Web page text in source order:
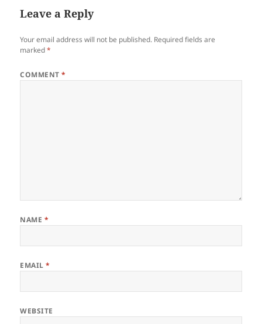
Leave a Reply
Your email address will not be published. Required fields are
marked*
COMMENT*
NAME *
EMAIL*
WEBSITE